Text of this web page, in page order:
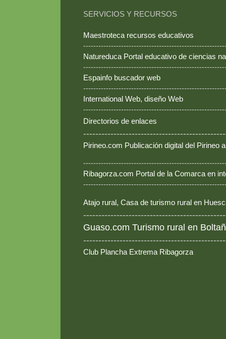
SERVICIOS Y RECURSOS
Maestroteca recursos educativos
Natureduca Portal educativo de ciencias
Espainfo buscador web
International Web, diseño Web
Directorios de enlaces
Pirineo.com Publicación digital del Pirineo
Ribagorza.com Portal de la Comarca en
Atajo rural, Casa de turismo rural en
Guaso.com Turismo rural en
Club Plancha Extrema Ribagorza